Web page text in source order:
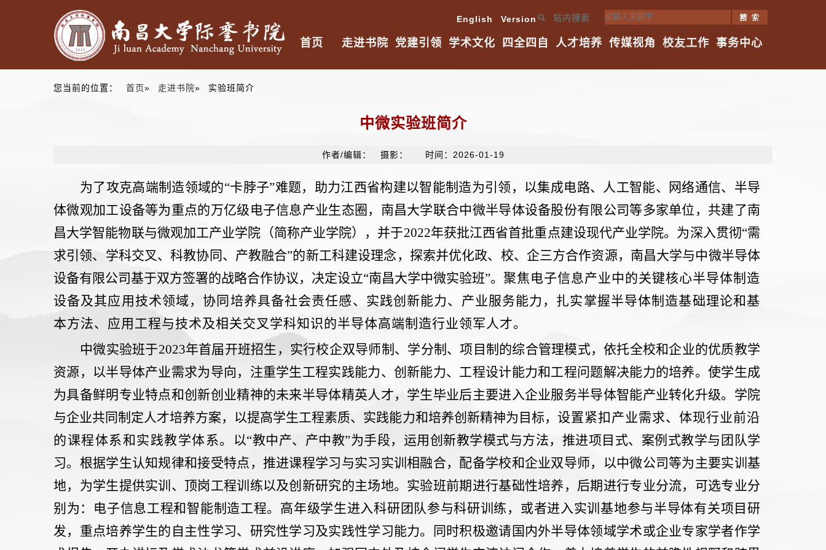
English Version 站内搜索
首页 走进书院 党建引领 学术文化 四全四自 人才培养 传媒视角 校友工作 事务中心
您当前的位置： 首页» 走进书院» 实验班简介
中微实验班简介
作者/编辑： 摄影： 时间：2026-01-19
为了攻克高端制造领域的“卡脖子”难题，助力江西省构建以智能制造为引领，以集成电路、人工智能、网络通信、半导
体微观加工设备等为重点的万亿级电子信息产业生态圈，南昌大学联合中微半导体设备股份有限公司等多家单位，共建了南
昌大学智能物联与微观加工产业学院（简称产业学院），并于2022年获批江西省首批重点建设现代产业学院。为深入贯彻“需
求引领、学科交叉、科教协同、产教融合”的新工科建设理念，探索并优化政、校、企三方合作资源，南昌大学与中微半导体
设备有限公司基于双方签署的战略合作协议，决定设立“南昌大学中微实验班”。 聚焦电子信息产业中的关键核心半导体制造
设备及其应用技术领域，协同培养具备社会责任感、实践创新能力、产业服务能力，扎实掌握半导体制造基础理论和基
本方法、应用工程与技术及相关交叉学科知识的半导体高端制造行业领军人才。
中微实验班于2023年首届开班招生，实行校企双导师制、学分制、项目制的综合管理模式，依托全校和企业的优质教学
资源，以半导体产业需求为导向，注重学生工程实践能力、创新能力、工程设计能力和工程问题解决能力的培养。使学生成
为具备鲜明专业特点和创新创业精神的未来半导体精英人才，学生毕业后主要进入企业服务半导体智能产业转化升级。学院
与企业共同制定人才培养方案，以提高学生工程素质、实践能力和培养创新精神为目标， 设置紧扣产业需求、体现行业前沿
的课程体系和实践教学体系。 以“教中产、产中教”为手段，运用创新教学模式与方法，推进项目式、案例式教学与团队学
习。根据学生认知规律和接受特点，推进课程学习与实习实训相融合，配备学校和企业双导师，以中微公司等为主要实训基
地，为学生提供实训、顶岗工程训练以及创新研究的主场地。实验班前期进行基础性培养，后期进行专业分流，可选专业分
别为：电子信息工程和智能制造工程。高年级学生进入科研团队参与科研训练，或者进入实训基地参与半导体有关项目研
发，重点培养学生的自主性学习、研究性学习及实践性学习能力。同时积极邀请国内外半导体领域学术或企业专家学者作学